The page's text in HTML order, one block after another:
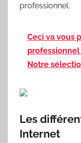
professionnel.
Ceci va vous
Notre
Les
Internet